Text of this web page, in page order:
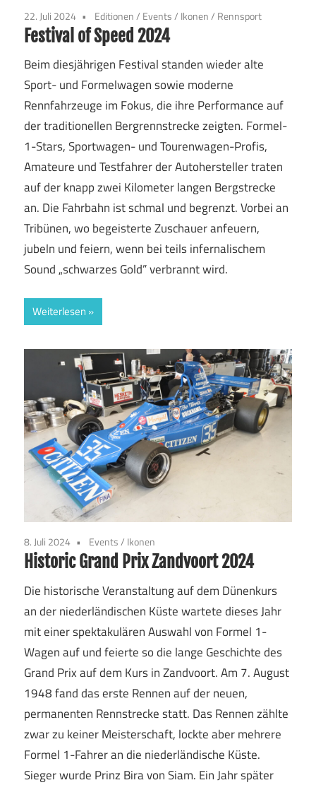
22. Juli 2024 Editionen/ Events/ Ikonen/ Rennsport
Festival of Speed 2024
Beim diesjährigen Festival standen wieder alte
Sport- und Formelwagen sowie moderne
Rennfahrzeuge im Fokus, die ihre Performance auf
der traditionellen Bergrennstrecke zeigten. Formel-
1-Stars, Sportwagen- und Tourenwagen-Profis,
Amateure und Testfahrer der Autohersteller traten
auf der knapp zwei Kilometer langen Bergstrecke
an. Die Fahrbahn ist schmal und begrenzt. Vorbei an
Tribünen, wo begeisterte Zuschauer anfeuern,
jubeln und feiern, wenn bei teils infernalischem
Sound „schwarzes Gold” verbrannt wird.
Weiterlesen
8. Juli 2024 Events/ Ikonen
Historic Grand Prix Zandvoort 2024
Die historische Veranstaltung auf dem Dünenkurs
an der niederländischen Küste wartete dieses Jahr
mit einer spektakulären Auswahl von Formel 1-
Wagen auf und feierte so die lange Geschichte des
Grand Prix auf dem Kurs in Zandvoort. Am 7. August
1948 fand das erste Rennen auf der neuen,
permanenten Rennstrecke statt. Das Rennen zählte
zwar zu keiner Meisterschaft, lockte aber mehrere
Formel 1-Fahrer an die niederländische Küste.
Sieger wurde Prinz Bira von Siam. Ein Jahr später